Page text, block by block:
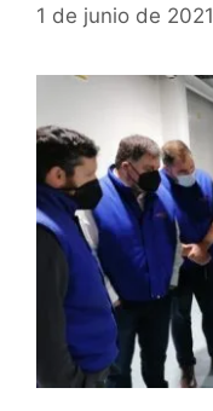
1 de junio de 2021